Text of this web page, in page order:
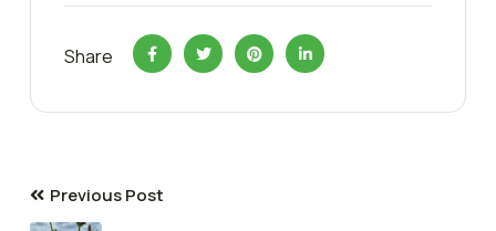
Share
Previous Post